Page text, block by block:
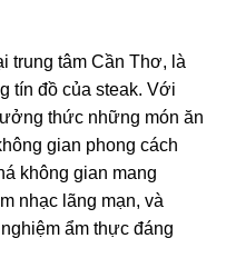
trung tâm Cần Thơ, là
tín đồ của steak. Với
thức những món ăn
gian phong cách
không gian mang
nhạc lãng mạn, và
ẩm thực đáng